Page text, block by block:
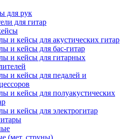
для рук
для гитар
и кейсы для акустических гитар
и кейсы для бас-гитар
и кейсы для гитарных
и кейсы для педалей и
и кейсы для полуакустических
и кейсы для электрогитар
(мет. струны)